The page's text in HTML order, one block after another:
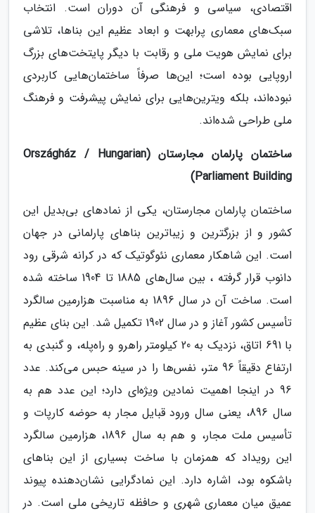
اقتصادی، سیاسی و فرهنگی آن دوران است. انتخاب
سبک‌های معماری پرابهت و ابعاد عظیم این بناها، تلاشی
برای نمایش هویت ملی و رقابت با دیگر پایتخت‌های بزرگ
اروپایی بوده است؛ این‌ها صرفاً ساختمان‌هایی کاربردی
نبوده‌اند، بلکه ویترین‌هایی برای نمایش پیشرفت و فرهنگ
ملی طراحی شده‌اند.
ساختمان پارلمان مجارستان (Országház / Hungarian
Parliament Building)
ساختمان پارلمان مجارستان، یکی از نمادهای بی‌بدیل این
کشور و از بزرگترین و زیباترین بناهای پارلمانی در جهان
است. این شاهکار معماری نئوگوتیک که در کرانه شرقی رود
دانوب قرار گرفته ، بین سال‌های 1885 تا 1904 ساخته شده
است. ساخت آن در سال 1896 به مناسبت هزارمین سالگرد
تأسیس کشور آغاز و در سال 1902 تکمیل شد. این بنای عظیم
با 691 اتاق، نزدیک به 20 کیلومتر راهرو و راه‌پله، و گنبدی به
ارتفاع دقیقاً 96 متر، نفس‌ها را در سینه حبس می‌کند. عدد
96 در اینجا اهمیت نمادین ویژه‌ای دارد؛ این عدد هم به
سال 896، یعنی سال ورود قبایل مجار به حوضه کارپات و
تأسیس ملت مجار، و هم به سال 1896، هزارمین سالگرد
این رویداد که همزمان با ساخت بسیاری از این بناهای
باشکوه بود، اشاره دارد. این نمادگرایی نشان‌دهنده پیوند
عمیق میان معماری شهری و حافظه تاریخی ملی است. در